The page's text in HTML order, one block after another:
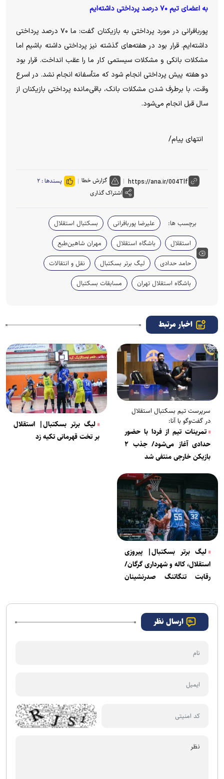
به اعضای تیم ۷۰ درصد پرداختی داشته‌ایم
پوربافرانی در مورد پرداختی به بازیکنان گفت: ما ۷۰ درصد پرداختی
داشته‌ایم. قرار بود در هفته‌های گذشته نیز پرداختی داشته باشیم اما
مشکلات بانکی و مشکلات سیستمی کار ما را عقب انداخت. قرار بود
دو هفته پیش پرداختی انجام شود که متأسفانه انجام نشد. در اسرع
وقت، با برطرف شدن مشکلات بانک، باقی‌مانده پرداختی بازیکنان از
سال قبل انجام می‌شود.
انتهای پیام/
گزارش خطا پسندها :۲
اشتراک گذاری
برچسب ها: علیرضا پوربافرانی
بسکتبال استقلال
استقلال
باشگاه استقلال
مهران شاهین‌طبع
حامد حدادی
لیگ برتر بسکتبال
نقل و انتقالات
باشگاه استقلال تهران
مسابقات بسکتبال
اخبار مرتبط
سرپرست تیم بسکتبال استقلال
در گفت‌وگو با آنا:
تمرینات تیم از فردا با حضور
حدادی آغاز می‌شود/ جذب ۲
بازیکن خارجی منتفی شد
لیگ برتر بسکتبال| استقلال
بر تخت قهرمانی تکیه زد
لیگ برتر بسکتبال| پیروزی
استقلال، کاله و شهرداری گرگان/
رقابت تنگاتنگ صدرنشینان
ارسال نظر